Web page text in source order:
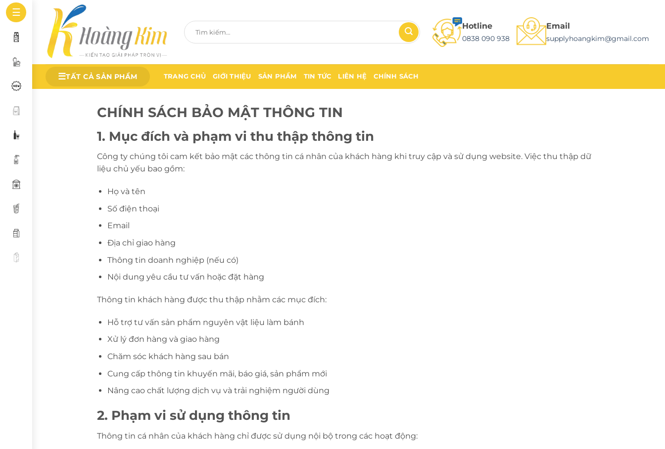
Bỏ
qua
dung
Tìm
kiếm:
Hotline
0838 090 938
Email
supplyhoangkim@gmail.com
☰TẤT CẢ SẢN PHẨM TRANG CHỦ GIỚI THIỆU SẢN PHẨM TIN TỨC LIÊN HỆ CHÍNH SÁCH
CHÍNH SÁCH BẢO MẬT THÔNG TIN
1. Mục đích và phạm vi thu thập thông tin
Công ty chúng tôi cam kết bảo mật các thông tin cá nhân của khách hàng khi truy cập và sử dụng website. Việc thu thập dữ
liệu chủ yếu bao gồm:
Họ và tên
Số điện thoại
Email
Địa chỉ giao hàng
Thông tin doanh nghiệp (nếu có)
Nội dung yêu cầu tư vấn hoặc đặt hàng
Thông tin khách hàng được thu thập nhằm các mục đích:
Hỗ trợ tư vấn sản phẩm nguyên vật liệu làm bánh
Xử lý đơn hàng và giao hàng
Chăm sóc khách hàng sau bán
Cung cấp thông tin khuyến mãi, báo giá, sản phẩm mới
Nâng cao chất lượng dịch vụ và trải nghiệm người dùng
2. Phạm vi sử dụng thông tin
Thông tin cá nhân của khách hàng chỉ được sử dụng nội bộ trong các hoạt động:
☰